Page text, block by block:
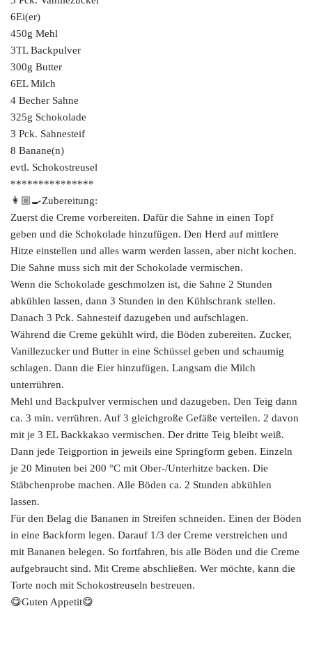
6Ei(er)
450g Mehl
3TL Backpulver
300g Butter
6EL Milch
4 Becher Sahne
325g Schokolade
3 Pck. Sahnesteif
8 Banane(n)
evtl. Schokostreusel
***************
👩🏼‍🍳Zubereitung:
Zuerst die Creme vorbereiten. Dafür die Sahne in einen Topf
geben und die Schokolade hinzufügen. Den Herd auf mittlere
Hitze einstellen und alles warm werden lassen, aber nicht kochen.
Die Sahne muss sich mit der Schokolade vermischen.
Wenn die Schokolade geschmolzen ist, die Sahne 2 Stunden
abkühlen lassen, dann 3 Stunden in den Kühlschrank stellen.
Danach 3 Pck. Sahnesteif dazugeben und aufschlagen.
Während die Creme gekühlt wird, die Böden zubereiten. Zucker,
Vanillezucker und Butter in eine Schüssel geben und schaumig
schlagen. Dann die Eier hinzufügen. Langsam die Milch
unterrühren.
Mehl und Backpulver vermischen und dazugeben. Den Teig dann
ca. 3 min. verrühren. Auf 3 gleichgroße Gefäße verteilen. 2 davon
mit je 3 EL Backkakao vermischen. Der dritte Teig bleibt weiß.
Dann jede Teigportion in jeweils eine Springform geben. Einzeln
je 20 Minuten bei 200 °C mit Ober-/Unterhitze backen. Die
Stäbchenprobe machen. Alle Böden ca. 2 Stunden abkühlen
lassen.
Für den Belag die Bananen in Streifen schneiden. Einen der Böden
in eine Backform legen. Darauf 1/3 der Creme verstreichen und
mit Bananen belegen. So fortfahren, bis alle Böden und die Creme
aufgebraucht sind. Mit Creme abschließen. Wer möchte, kann die
Torte noch mit Schokostreuseln bestreuen.
😋Guten Appetit😋